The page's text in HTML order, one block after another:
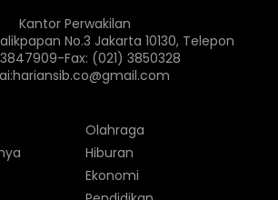
Kantor Perwakilan
No.3 Jakarta 10130, Telepon
Fax: (021) 3850328
Olahraga
Hiburan
Ekonomi